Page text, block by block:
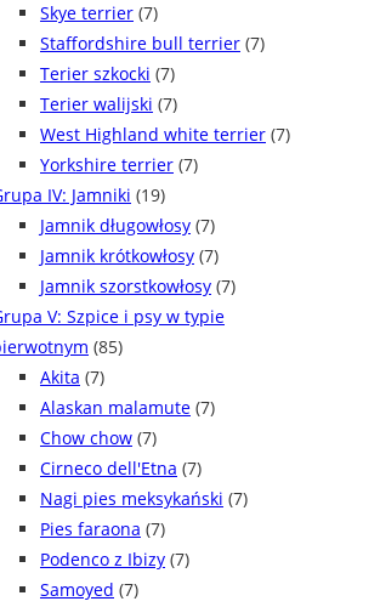
Skye terrier (7)
Staffordshire bull terrier (7)
Terier szkocki (7)
Terier walijski (7)
West Highland white terrier (7)
Yorkshire terrier (7)
IV: Jamniki (19)
Jamnik długowłosy (7)
Jamnik krótkowłosy (7)
Jamnik szorstkowłosy (7)
V: Szpice i psy w typie
(85)
Akita (7)
Alaskan malamute (7)
Chow chow (7)
Cirneco dell'Etna (7)
Nagi pies meksykański (7)
Pies faraona (7)
Podenco z Ibizy (7)
Samoyed (7)